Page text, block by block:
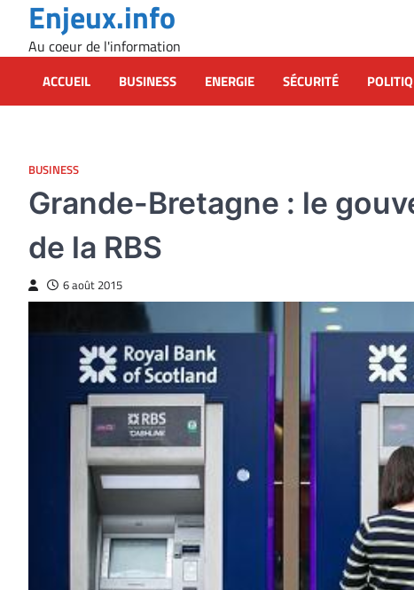
content
Enjeux.info
Au coeur de l'information
ACCUEIL BUSINESS ENERGIE SÉCURITÉ
BUSINESS
Grande-Bretagne : le
de la RBS
6 août 2015